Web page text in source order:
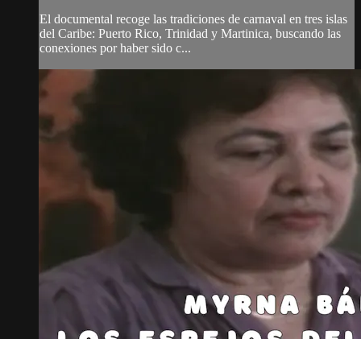
El documental recoge las tradiciones de carnaval en tres islas
del Caribe: Puerto Rico, Trinidad y Martinica, buscando las
conexiones por haber sido c...